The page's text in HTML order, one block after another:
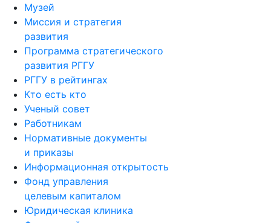
Музей
Миссия и стратегия
развития
Программа стратегического
развития РГГУ
РГГУ в рейтингах
Кто есть кто
Ученый совет
Работникам
Нормативные документы
и приказы
Информационная открытость
Фонд управления
целевым капиталом
Юридическая клиника